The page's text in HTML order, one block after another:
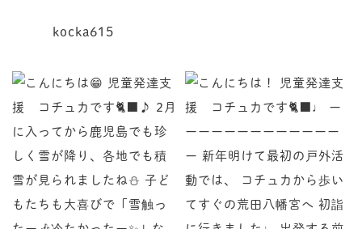
kocka615
児童発達支援 コチュカです
♩ ーーーーーーーーーーーーーー 新年明けて最初の